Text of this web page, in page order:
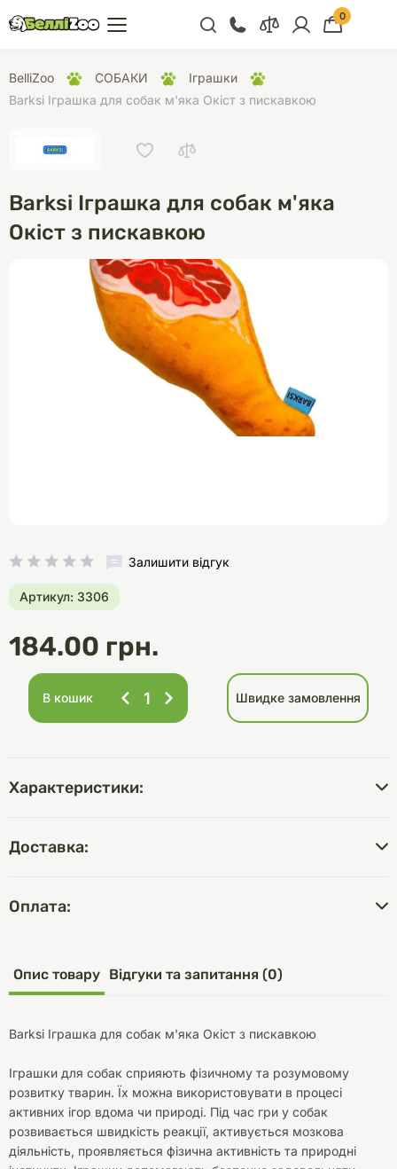
+38 (068) 300 91 91
Відділ продажу
+38 (099) 300 91 91
Відділ підтримки
76
0
BelliZoo СОБАКИ
Іграшки
Barksi Іграшка для собак м'яка Окіст з пискавкою
Barksi Іграшка для собак м'яка
Окіст з пискавкою
Залишити відгук
Артикул: 3306
184.00 грн.
В кошик Швидке замовлення
Характеристики:
Доставка:
Оплата:
Опис товару Відгуки та запитання (0)
Barksi Іграшка для собак м'яка Окіст з пискавкою
Іграшки для собак сприяють фізичному та розумовому
розвитку тварин. Їх можна використовувати в процесі
активних ігор вдома чи природі. Під час гри у собак
розвивається швидкість реакції, активується мозкова
діяльність, проявляється фізична активність та природні